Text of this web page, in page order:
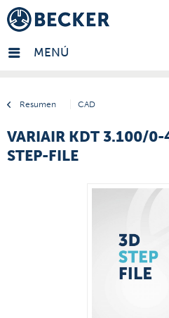
MENÚ
Resumen CAD
- ES
VARIAIR KDT 3.100/
STEP-FILE